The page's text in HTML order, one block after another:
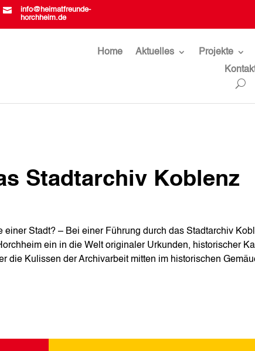

info@heimatfreunde-
horchheim.de
Home Aktuelles Projekte
Stadtarchiv Koblenz
einer Stadt? – Bei einer Führung durch das Stadtarchiv
ein in die Welt originaler Urkunden, historischer
die Kulissen der Archivarbeit mitten im historischen